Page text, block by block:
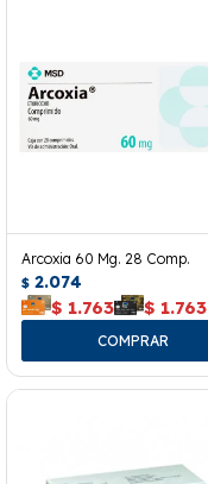
Arcoxia 60 Mg. 28 Comp.
$ 2.074
$ 1.763 $ 1.763